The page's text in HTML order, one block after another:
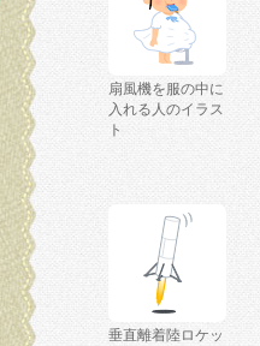
扇風機を服の中に
入れる人のイラス
ト
垂直離着陸ロケッ